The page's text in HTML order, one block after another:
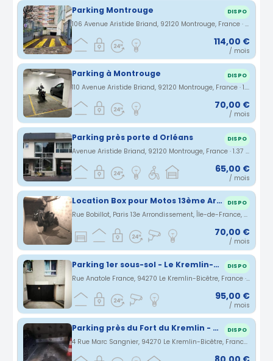
Parking Montrouge DISPO
106 Avenue Aristide Briand, 92120 Montrouge, France · 1.36 km
114,00 €
/ mois
Parking à Montrouge DISPO
110 Avenue Aristide Briand, 92120 Montrouge, France · 1.37 km
70,00 €
/ mois
Parking près porte d Orléans DISPO
Avenue Aristide Briand, 92120 Montrouge, France · 1.37 km
65,00 €
/ mois
Location Box pour Motos 13ème Arrondissement DISPO
Rue Bobillot, Paris 13e Arrondissement, Île-de-France, France · 1.4 km
70,00 €
/ mois
Parking 1er sous-sol - Le Kremlin-Bicêtre/Villejuif DISPO
Rue Anatole France, 94270 Le Kremlin-Bicêtre, France · 1.44 km
95,00 €
/ mois
Parking près du Fort du Kremlin - Bicêtre DISPO
4 Rue Marc Sangnier, 94270 Le Kremlin-Bicêtre, France · 1.51 km